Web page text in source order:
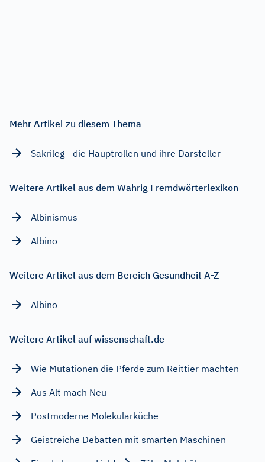
Mehr Artikel zu diesem Thema
Sakrileg - die Hauptrollen und ihre Darsteller
Weitere Artikel aus dem Wahrig Fremdwörterlexikon
Albinismus
Albino
Weitere Artikel aus dem Bereich Gesundheit A-Z
Albino
Weitere Artikel auf wissenschaft.de
Wie Mutationen die Pferde zum Reittier machten
Aus Alt mach Neu
Postmoderne Molekularküche
Geistreiche Debatten mit smarten Maschinen